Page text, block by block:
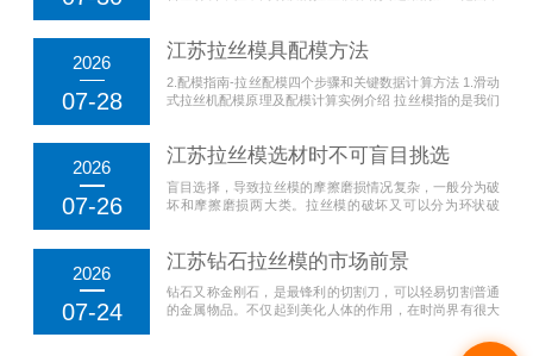
2026
07-28
江苏拉丝模具配模方法
2.配模指南-拉丝配模四个步骤和关键数据计算方法 1.滑动
式拉丝机配模原理及配模计算实例介绍 拉丝模指的是我们
2026
07-26
江苏拉丝模选材时不可盲目挑选
盲目选择，导致拉丝模的摩擦磨损情况复杂，一般分为破
坏和摩擦磨损两大类。拉丝模的破坏又可以分为环状破
2026
07-24
江苏钻石拉丝模的市场前景
钻石又称金刚石，是最锋利的切割刀，可以轻易切割普通
的金属物品。不仅起到美化人体的作用，在时尚界有很大